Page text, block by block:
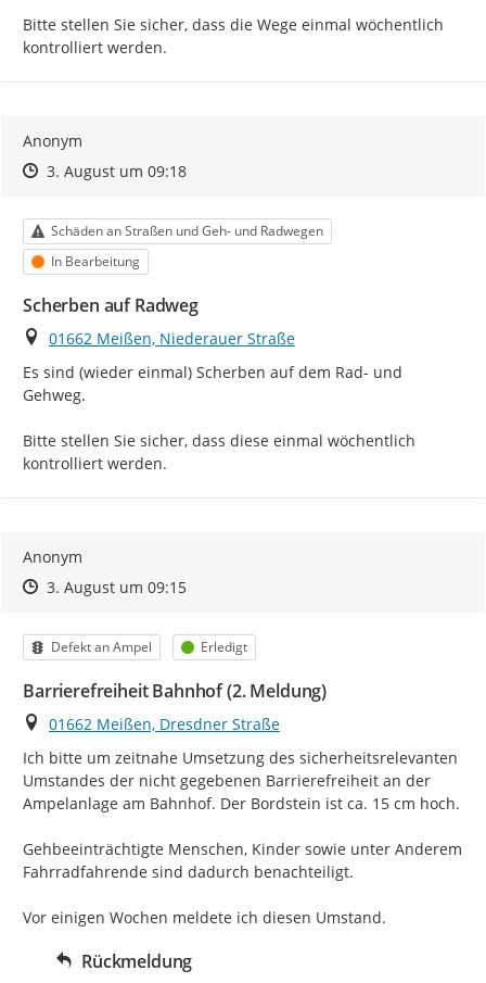
Bitte stellen Sie sicher, dass die Wege einmal wöchentlich
kontrolliert werden.
Anonym
Zeitpunkt des Erstellens
Zeitpunkt des Erstellens
3. August um 09:18Zur Äußerung
Kategorie
Schäden an Straßen und Geh- und Radwegen
Status
In Bearbeitung
Scherben auf Radweg
Ort
01662 Meißen, Niederauer Straße
Es sind (wieder einmal) Scherben auf dem Rad- und
Gehweg.
Bitte stellen Sie sicher, dass diese einmal wöchentlich
kontrolliert werden.
Anonym
Zeitpunkt des Erstellens
Zeitpunkt des Erstellens
3. August um 09:15Zur Äußerung
Kategorie
Defekt an Ampel Status
Erledigt
Barrierefreiheit Bahnhof (2. Meldung)
Ort
01662 Meißen, Dresdner Straße
Ich bitte um zeitnahe Umsetzung des sicherheitsrelevanten
Umstandes der nicht gegebenen Barrierefreiheit an der
Ampelanlage am Bahnhof. Der Bordstein ist ca. 15 cm hoch.
Gehbeeinträchtigte Menschen, Kinder sowie unter Anderem
Fahrradfahrende sind dadurch benachteiligt.
Vor einigen Wochen meldete ich diesen Umstand.
Rückmeldung